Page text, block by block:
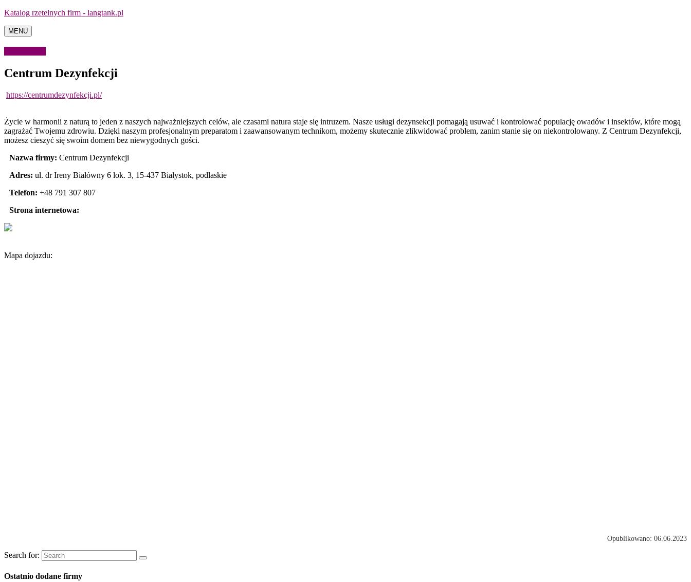
Katalog rzetelnych firm - langtank.pl
MENU
Centrum Dezynfekcji
https://centrumdezynfekcji.pl/
Życie w harmonii z naturą to jeden z naszych najważniejszych celów, ale czasami natura staje się intruzem. Nasze usługi dezynsekcji pomagają usuwać i kontrolować populację owadów i insektów, które mogą
zagrażać Twojemu zdrowiu. Dzięki naszym profesjonalnym preparatom i zaawansowanym technikom, możemy skutecznie zlikwidować problem, zanim stanie się on niekontrolowany. Z Centrum Dezynfekcji,
możesz cieszyć się swoim domem bez niewygodnych gości.
Nazwa firmy: Centrum Dezynfekcji
Adres: ul. dr Ireny Białówny 6 lok. 3, 15-437 Białystok, podlaskie
Telefon: +48 791 307 807
Strona internetowa:
Mapa dojazdu:
Opublikowano: 06.06.2023
Search for:
Ostatnio dodane firmy